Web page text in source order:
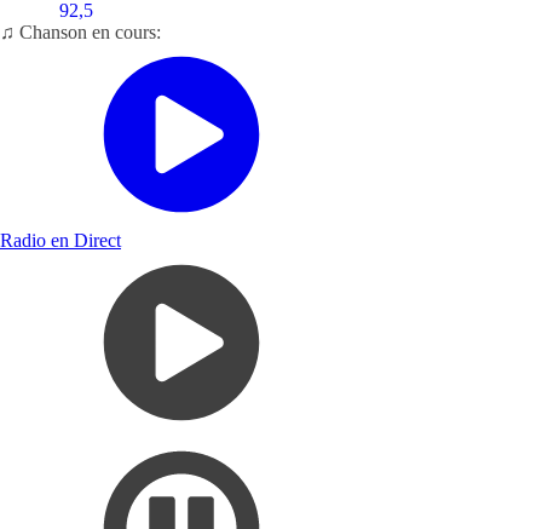
92,5
♫ Chanson en cours:
Radio en Direct